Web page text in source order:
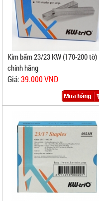
Kim bấm 23/23 KW (170-200 tờ)
chính hãng
Giá:39.000 VNĐ